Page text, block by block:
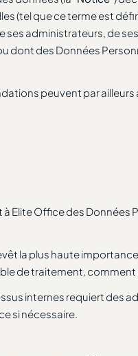
(tel que ce terme est
ses administrateurs, de
dont des Données
peuvent par
Elite Office des
la plus haute
de traitement,
internes requiert des
si nécessaire.